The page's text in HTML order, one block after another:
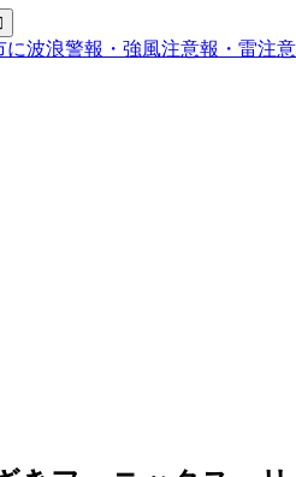
に波浪警報・強風注意報・雷注